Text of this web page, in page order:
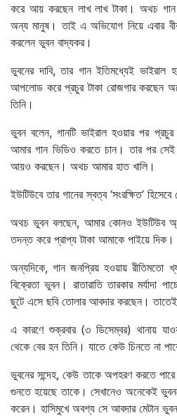
করে আয় করছেন লাখ লাখ টাকা। অথচ গান
অন্য মানুষ। তাই এ অভিযোগ নিয়ে এবার
করলেন ভুবন বাদ্যকর।
ভুবনের দাবি, তার গান ইতিমধ্যেই ভাইরাল
আপলোড করে প্রচুর টাকা রোজগার করছেন
তিনি।
ভুবন বলেন, গানটি ভাইরাল হওয়ার পর
আমার গান ভিডিও করতে চান। তার পর সেই
আয়ও করছেন। অথচ আমার হাত খালি।
ইউটিউবে তার গানের স্বত্ব ‘সংরক্ষিত’ হিসেবে
অথচ ভুবন বলছেন, আমার কোনও ইউটিউব
তদন্ত করে প্রাপ্য টাকা আমাকে পাইয়ে দিক।
অন্যদিকে, গান জনপ্রিয় হওয়ায় রীতিমতো
বিক্রেতা ভুবন। রাতারাতি তারকার মর্যাদা
ছুটে এসে ছবি তোলার আবদার করছেন।
এ কারণে শুক্রবার (৩ ডিসেম্বর) থানায়
থেকে বের হন তিনি। যাতে কেউ চিনতে না
ভুবনের সন্দেহ, কেউ তাকে অপহরণ করতে
গুনতে হয়েছে তাকে। সেখানেও অনেকেই
করেন। হাসিমুখে অবশ্য সে আবদার মেটান